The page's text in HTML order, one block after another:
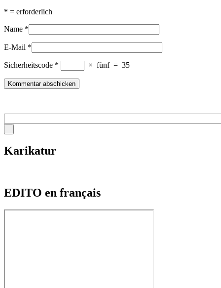
* = erforderlich
Name *
E-Mail *
Sicherheitscode * × fünf = 35
Karikatur
EDITO en français